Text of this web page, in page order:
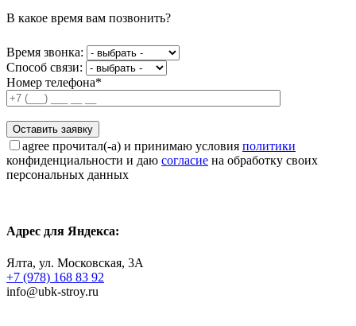
В какое время вам позвонить?
Время звонка:
Способ связи:
Номер телефона*
agree прочитал(-а) и принимаю условия политики
конфиденциальности и даю согласие на обработку своих
персональных данных
Адрес для Яндекса:
Ялта, ул. Московская, 3А
+7 (978) 168 83 92
info@ubk-stroy.ru